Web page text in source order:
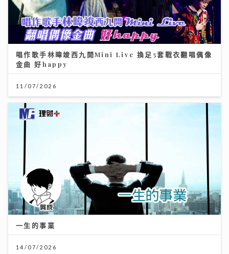
唱作歌手林暐竣西九開Mini Live 換足5套戰衣翻唱偶像
金曲 好happy
11/07/2026
一生的事業
14/07/2026